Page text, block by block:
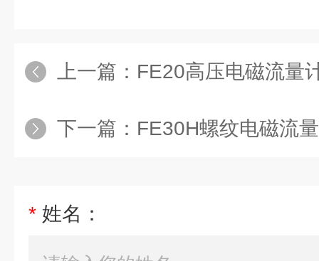
上一篇： FE20高压电磁流量
下一篇： FE30H螺纹电磁流
* 姓名：